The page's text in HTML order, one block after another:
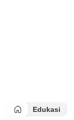
Edukasi